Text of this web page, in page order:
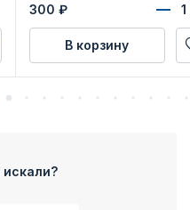
300 ₽
В корзину